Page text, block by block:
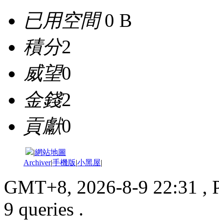
已用空間0 B
積分2
威望0
金錢2
貢獻0
|網站地圖
Archiver|手機版|小黑屋|
GMT+8, 2026-8-9 22:31 ,
9 queries .